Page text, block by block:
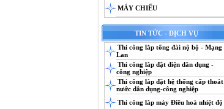
MÁY CHIẾU
TIN TỨC - DỊCH VỤ
Thi công lắp tổng đài nộ bộ - Mạng
Lan
Thi công lắp đặt điện dân dụng -
công nghiệp
Thi công lắp đặt hệ thống cấp thoát
nước dân dụng-công nghiệp
Thi công lắp máy Điều hoà nhiệt độ